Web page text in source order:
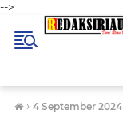
-->
› 4 September 2024